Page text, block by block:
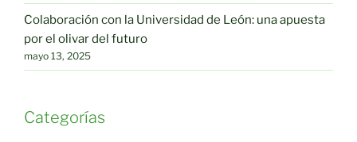
Colaboración con la Universidad de León: una apuesta
por el olivar del futuro
mayo 13, 2025
Categorías